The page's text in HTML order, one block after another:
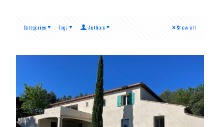
Categories Tags Authors Show all